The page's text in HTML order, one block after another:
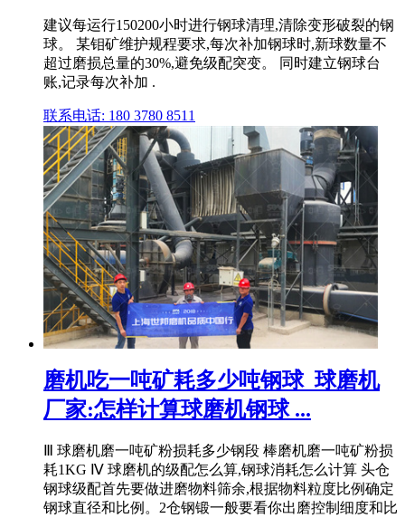
建议每运行150200小时进行钢球清理,清除变形破裂的钢
球。 某钼矿维护规程要求,每次补加钢球时,新球数量不
超过磨损总量的30%,避免级配突变。 同时建立钢球台
账,记录每次补加 .
联系电话: 180 3780 8511
磨机吃一吨矿耗多少吨钢球_球磨机
厂家:怎样计算球磨机钢球 ...
Ⅲ 球磨机磨一吨矿粉损耗多少钢段 棒磨机磨一吨矿粉损
耗1KG Ⅳ 球磨机的级配怎么算,钢球消耗怎么计算 头仓
钢球级配首先要做进磨物料筛余,根据物料粒度比例确定
钢球直径和比例。2仓钢锻一般要看你出磨控制细度和比